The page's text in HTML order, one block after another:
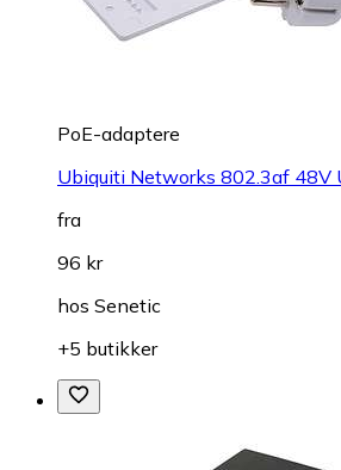
PoE-adaptere
Ubiquiti Networks 802.3af 48V
fra
96 kr
hos Senetic
+5 butikker